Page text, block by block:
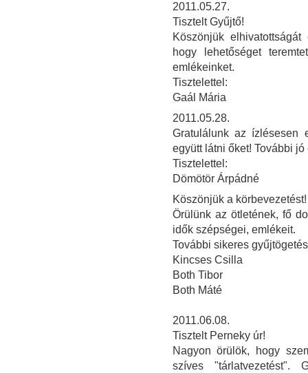
2011.05.27.
Tisztelt Gyűjtő!
Köszönjük
hogy lehetőséget
emlékeinket.
Tisztelettel:
Gaál Mária
2011.05.28.
Gratulálunk az ízlésesen
együtt látni őket! További
Tisztelettel:
Dömötör Árpádné
Köszönjük a körbevezetést!
Örülünk az ötletének, fő
idők szépségei, emlékeit.
További sikeres
Kincses Csilla
Both Tibor
Both Máté
2011.06.08.
Tisztelt Perneky úr!
Nagyon örülök, hogy
szíves "tárlatvezetést".